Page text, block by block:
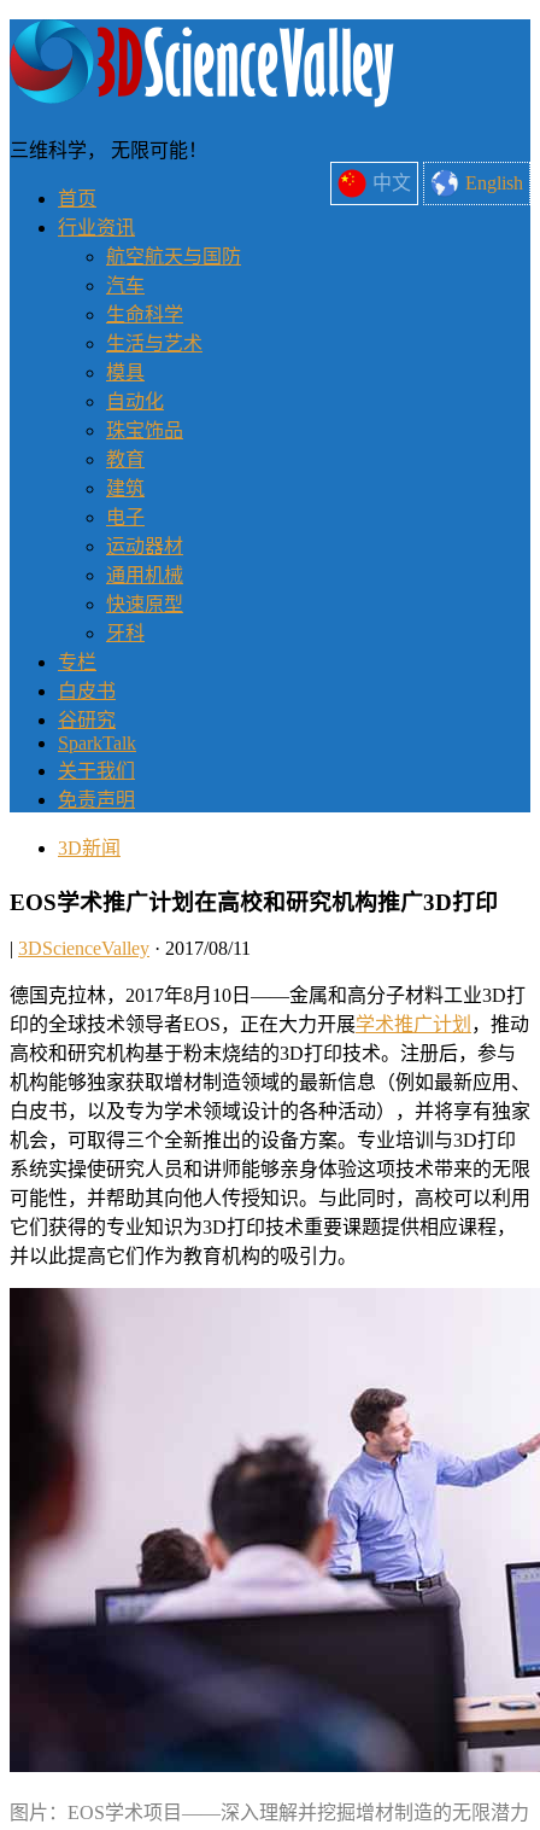
中文 English
三维科学， 无限可能！
首页
行业资讯
航空航天与国防
汽车
生命科学
生活与艺术
模具
自动化
珠宝饰品
教育
建筑
电子
运动器材
通用机械
快速原型
牙科
专栏
白皮书
谷研究
SparkTalk
关于我们
免责声明
3D新闻
EOS学术推广计划在高校和研究机构推广3D打印
| 3DScienceValley · 2017/08/11
德国克拉林，2017年8月10日——金属和高分子材料工业3D打
印的全球技术领导者EOS，正在大力开展学术推广计划 ，推动
高校和研究机构基于粉末烧结的3D打印技术。注册后，参与
机构能够独家获取增材制造领域的最新信息（例如最新应用、
白皮书，以及专为学术领域设计的各种活动），并将享有独家
机会，可取得三个全新推出的设备方案。专业培训与3D打印
系统实操使研究人员和讲师能够亲身体验这项技术带来的无限
可能性，并帮助其向他人传授知识。与此同时，高校可以利用
它们获得的专业知识为3D打印技术重要课题提供相应课程，
并以此提高它们作为教育机构的吸引力。
图片：EOS学术项目——深入理解并挖掘增材制造的无限潜力